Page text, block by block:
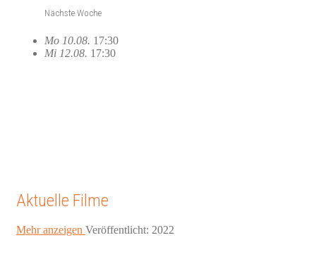
Nächste Woche
Mo 10.08. 17:30
Mi 12.08. 17:30
Aktuelle Filme
Mehr anzeigen Veröffentlicht: 2022